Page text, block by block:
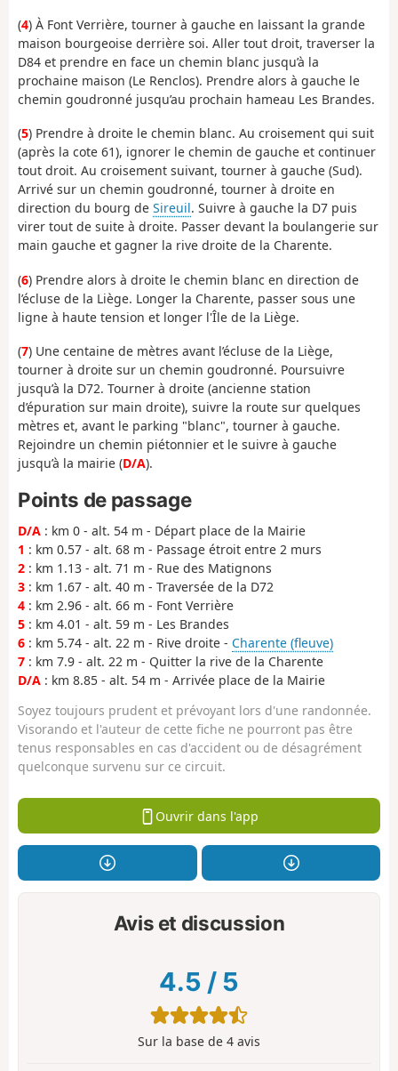
(4) À Font Verrière, tourner à gauche en laissant la grande
maison bourgeoise derrière soi. Aller tout droit, traverser la
D84 et prendre en face un chemin blanc jusqu’à la
prochaine maison (Le Renclos). Prendre alors à gauche le
chemin goudronné jusqu’au prochain hameau Les Brandes.
(5) Prendre à droite le chemin blanc. Au croisement qui suit
(après la cote 61), ignorer le chemin de gauche et continuer
tout droit. Au croisement suivant, tourner à gauche (Sud).
Arrivé sur un chemin goudronné, tourner à droite en
direction du bourg de Sireuil. Suivre à gauche la D7 puis
virer tout de suite à droite. Passer devant la boulangerie sur
main gauche et gagner la rive droite de la Charente.
(6) Prendre alors à droite le chemin blanc en direction de
l’écluse de la Liège. Longer la Charente, passer sous une
ligne à haute tension et longer l'Île de la Liège.
(7) Une centaine de mètres avant l’écluse de la Liège,
tourner à droite sur un chemin goudronné. Poursuivre
jusqu’à la D72. Tourner à droite (ancienne station
d’épuration sur main droite), suivre la route sur quelques
mètres et, avant le parking "blanc", tourner à gauche.
Rejoindre un chemin piétonnier et le suivre à gauche
jusqu’à la mairie (D/A).
Points de passage
D/A : km 0 - alt. 54 m - Départ place de la Mairie
1 : km 0.57 - alt. 68 m - Passage étroit entre 2 murs
2 : km 1.13 - alt. 71 m - Rue des Matignons
3 : km 1.67 - alt. 40 m - Traversée de la D72
4 : km 2.96 - alt. 66 m - Font Verrière
5 : km 4.01 - alt. 59 m - Les Brandes
6 : km 5.74 - alt. 22 m - Rive droite - Charente (fleuve)
7 : km 7.9 - alt. 22 m - Quitter la rive de la Charente
D/A : km 8.85 - alt. 54 m - Arrivée place de la Mairie
Soyez toujours prudent et prévoyant lors d'une randonnée.
Visorando et l'auteur de cette fiche ne pourront pas être
tenus responsables en cas d'accident ou de désagrément
quelconque survenu sur ce circuit.
Ouvrir dans l'app
Avis et discussion
4.5 / 5
Sur la base de 4 avis